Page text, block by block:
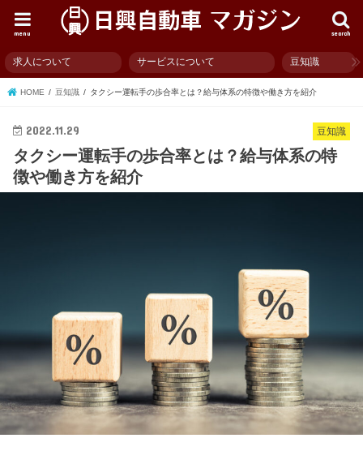
search
menu
求人について サービスについて 豆知識
HOME 豆知識 タクシー運転手の歩合率とは？給与体系の特徴や働き方を紹介
豆知識
2022.11.29
タクシー運転手の歩合率とは？給与体系の特
徴や働き方を紹介